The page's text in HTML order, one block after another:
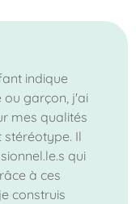
indique
ou garçon, j'ai
mes qualités
stéréotype. Il
qui
à ces
construis